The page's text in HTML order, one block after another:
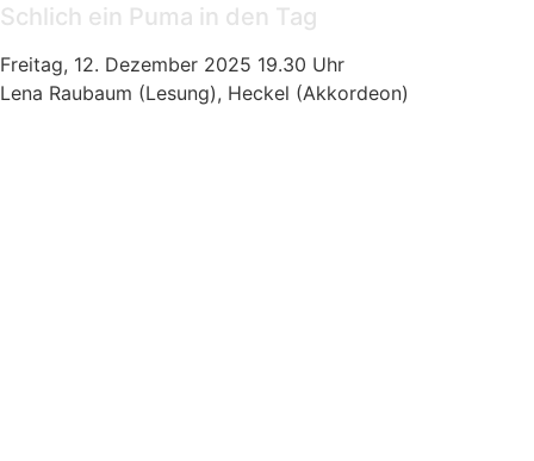
Schlich ein Puma in den Tag
Freitag, 12. Dezember 2025 19.30 Uhr
Lena Raubaum (Lesung), Heckel (Akkordeon)